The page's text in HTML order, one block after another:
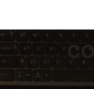
マニュアル・コンテ